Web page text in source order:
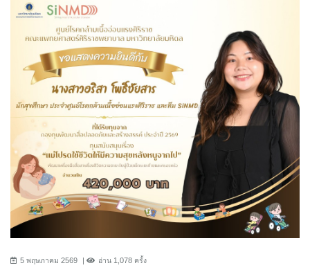
5 พฤษภาคม 2569 อ่าน 1,078 ครั้ง